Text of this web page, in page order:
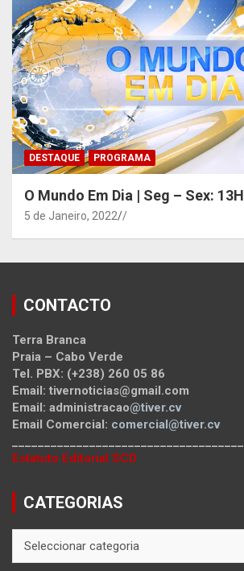
DESTAQUE PROGRAMA
O Mundo Em Dia | Seg – Sex: 13H
5 de Janeiro, 2022 /
CONTACTO
Terra Branca
Praia – Cabo Verde
Tel. PBX: (+238) 260 05 86
Email: tivernoticias@gmail.com
Email: administracao@tiver.cv
Email Comercial: comercial@tiver.cv
Estatuto Editorial SCD
CATEGORIAS